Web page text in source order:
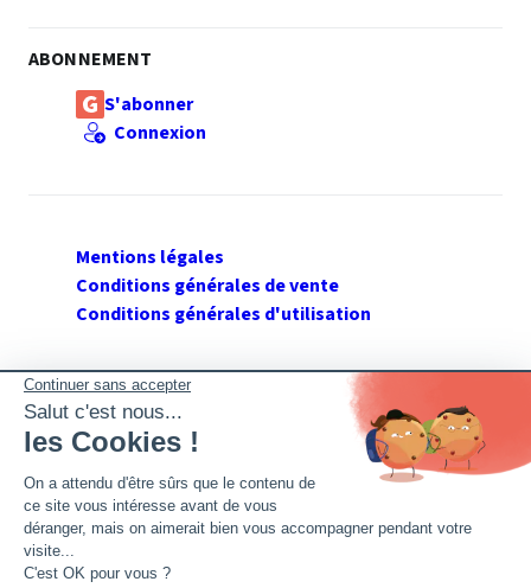
ABONNEMENT
S'abonner
Connexion
Mentions légales
Conditions générales de vente
Conditions générales d'utilisation
SUIVEZ GERANT DE SARL
Twitter
Facebook